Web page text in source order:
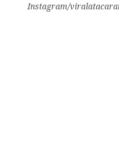
Instagram/